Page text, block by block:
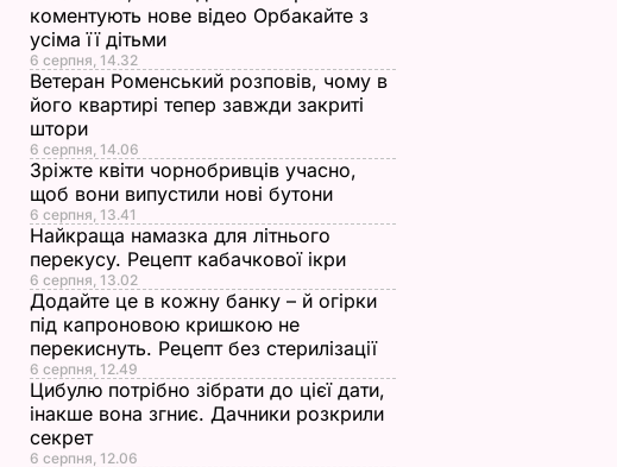
коментують нове відео Орбакайте з
усіма її дітьми
6 серпня, 14.32
Ветеран Роменський розповів, чому в
його квартирі тепер завжди закриті
штори
6 серпня, 14.06
Зріжте квіти чорнобривців учасно,
щоб вони випустили нові бутони
6 серпня, 13.41
Найкраща намазка для літнього
перекусу. Рецепт кабачкової ікри
6 серпня, 13.02
Додайте це в кожну банку – й огірки
під капроновою кришкою не
перекиснуть. Рецепт без стерилізації
6 серпня, 12.49
Цибулю потрібно зібрати до цієї дати,
інакше вона згниє. Дачники розкрили
секрет
6 серпня, 12.06